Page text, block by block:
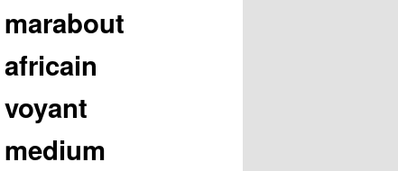
marabout
africain
voyant
medium